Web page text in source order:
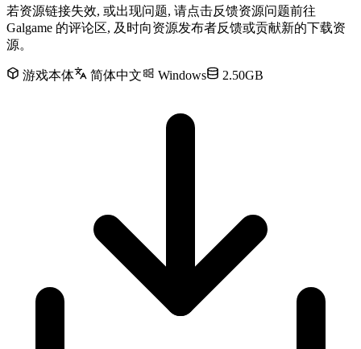
若资源链接失效, 或出现问题, 请点击反馈资源问题前往
Galgame 的评论区, 及时向资源发布者反馈或贡献新的下载资
源。
游戏本体 简体中文 Windows 2.50GB